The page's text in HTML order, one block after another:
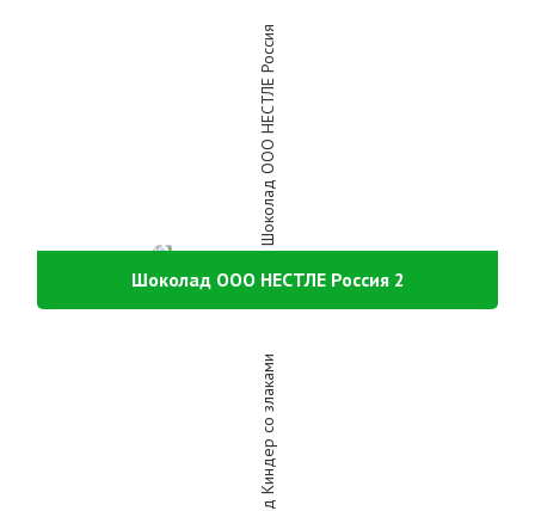
Шоколад ООО НЕСТЛЕ Россия 2